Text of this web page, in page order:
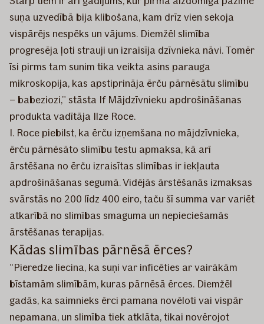
suņa uzvedībā bija klibošana, kam drīz vien sekoja
vispārējs nespēks un vājums. Diemžēl slimība
progresēja ļoti strauji un izraisīja dzīvnieka nāvi. Tomēr
īsi pirms tam sunim tika veikta asins parauga
mikroskopija, kas apstiprināja ērču pārnēsātu slimību
– babeziozi,” stāsta If Mājdzīvnieku apdrošināšanas
produkta vadītāja Ilze Roce.
I. Roce piebilst, ka ērču izņemšana no mājdzīvnieka,
ērču pārnēsāto slimību testu apmaksa, kā arī
ārstēšana no ērču izraisītas slimības ir iekļauta
apdrošināšanas segumā. Vidējās ārstēšanās izmaksas
svārstās no 200 līdz 400 eiro, taču šī summa var variēt
atkarībā no slimības smaguma un nepieciešamās
ārstēšanas terapijas.
Kādas slimības pārnēsā ērces?
“Pieredze liecina, ka suņi var inficēties ar vairākām
bīstamām slimībām, kuras pārnēsā ērces. Diemžēl
gadās, ka saimnieks ērci pamana novēloti vai vispār
nepamana, un slimība tiek atklāta, tikai novērojot